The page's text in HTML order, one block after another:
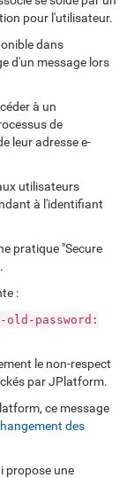
pour l'utilisateur.
dans
d'un message lors
à un
de
leur adresse e-
utilisateurs
à l'identifiant
pratique "Secure
:
password:
le non-respect
par JPlatform.
ce message
des
propose une